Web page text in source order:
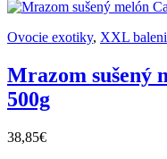
Ovocie exotiky, XXL
Mrazom sušený
500g
38,85€